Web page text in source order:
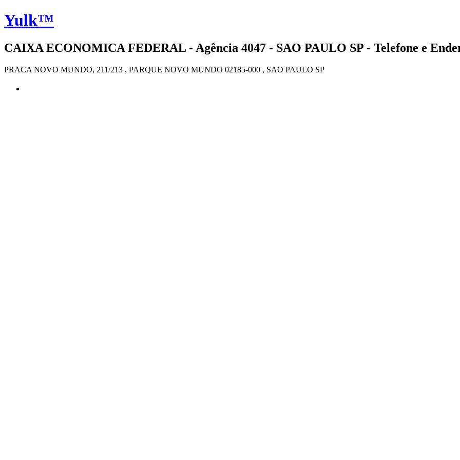
Yulk™
CAIXA ECONOMICA FEDERAL - Agência 4047 - SAO PAULO SP - Telefone e
PRACA NOVO MUNDO, 211/213 , PARQUE NOVO MUNDO 02185-000 , SAO PAULO SP